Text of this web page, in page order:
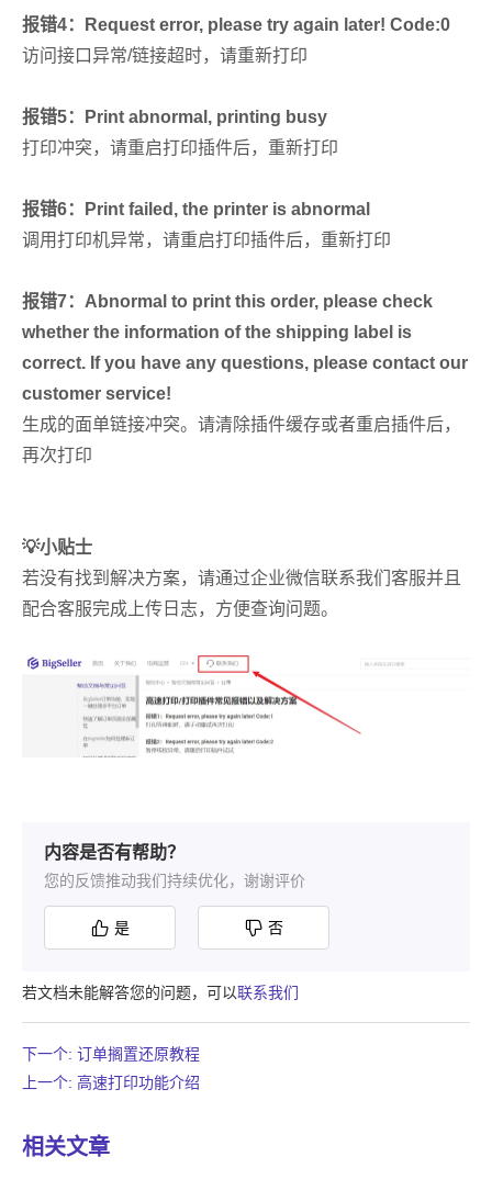
内容是否有帮助？
您的反馈推动我们持续优化，谢谢评价
是 否
若文档未能解答您的问题，可以联系我们
上一个: 高速打印功能介绍
下一个: 订单搁置还原教程
相关文章